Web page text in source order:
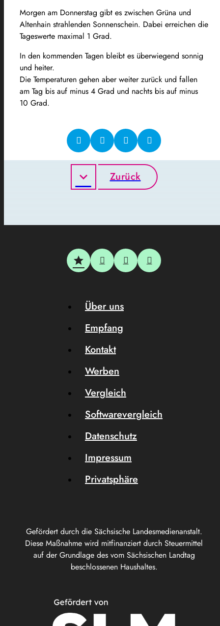
Morgen am Donnerstag gibt es zwischen Grüna und
Altenhain strahlenden Sonnenschein. Dabei erreichen die
Tageswerte maximal 1 Grad.
In den kommenden Tagen bleibt es überwiegend sonnig
und heiter.
Die Temperaturen gehen aber weiter zurück und fallen
am Tag bis auf minus 4 Grad und nachts bis auf minus
10 Grad.
Zurück
Gefördert durch die Sächsische Landesmedienanstalt.
Diese Maßnahme wird mitfinanziert durch Steuermittel
auf der Grundlage des vom Sächsischen Landtag
beschlossenen Haushaltes.
Über uns
Empfang
Kontakt
Werben
Vergleich
Softwarevergleich
Datenschutz
Impressum
Privatsphäre